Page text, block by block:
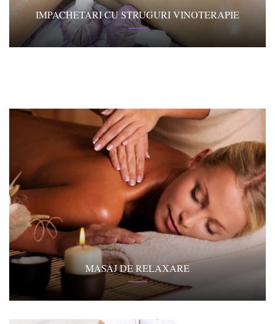
IMPACHETARI CU STRUGURI VINOTERAPIE
MASAJ DE RELAXARE